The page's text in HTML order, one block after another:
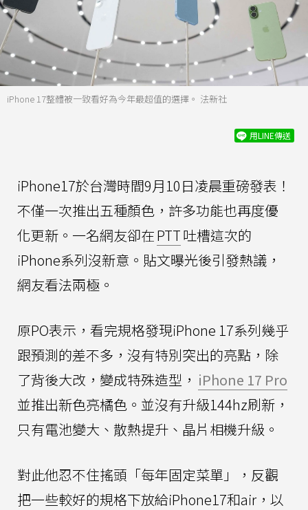
iPhone 17整體被一致看好為今年最超值的選擇。 法新社
用LINE傳送
iPhone17於台灣時間9月10日凌晨重磅發表！
不僅一次推出五種顏色，許多功能也再度優
化更新。一名網友卻在PTT吐槽這次的
iPhone系列沒新意。貼文曝光後引發熱議，
網友看法兩極。
原PO表示，看完規格發現iPhone 17系列幾乎
跟預測的差不多，沒有特別突出的亮點，除
了背後大改，變成特殊造型， iPhone 17 Pro
並推出新色亮橘色。並沒有升級144hz刷新，
只有電池變大、散熱提升、晶片相機升級。
對此他忍不住搖頭「每年固定菜單」，反觀
把一些較好的規格下放給iPhone17和air，以